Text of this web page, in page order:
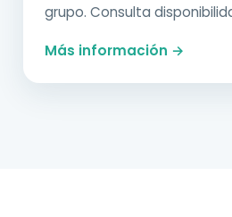
grupo. Consulta
Más información →